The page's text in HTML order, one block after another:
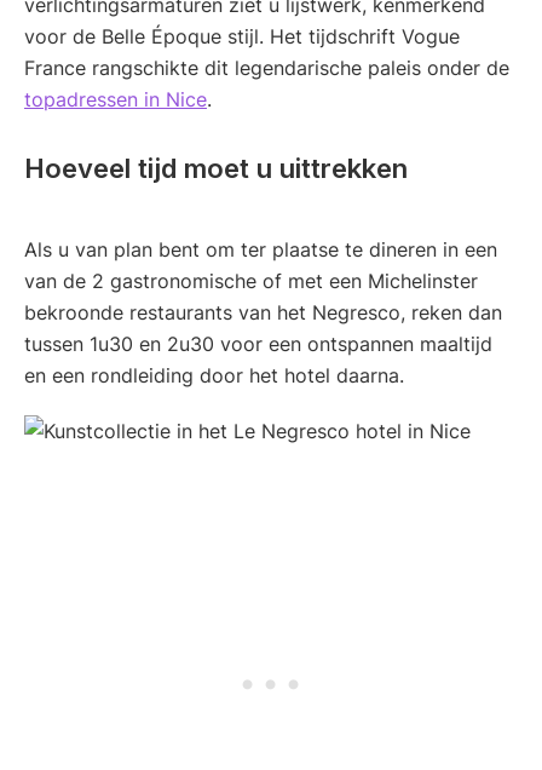
voor de Belle Époque stijl. Het tijdschrift Vogue
France rangschikte dit legendarische paleis onder de
topadressen in Nice.
Hoeveel tijd moet u uittrekken
Als u van plan bent om ter plaatse te dineren in een
van de 2 gastronomische of met een Michelinster
bekroonde restaurants van het Negresco, reken dan
tussen 1u30 en 2u30 voor een ontspannen maaltijd
en een rondleiding door het hotel daarna.